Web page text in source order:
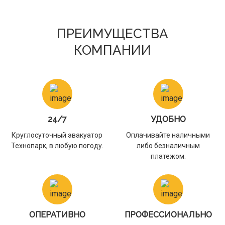
ПРЕИМУЩЕСТВА
КОМПАНИИ
24/7
Круглосуточный эвакуатор
Технопарк, в любую погоду.
УДОБНО
Оплачивайте наличными
либо безналичным
платежом.
ОПЕРАТИВНО ПРОФЕССИОНАЛЬНО